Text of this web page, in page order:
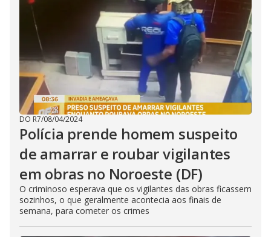
DO R7/08/04/2024
Polícia prende homem suspeito
de amarrar e roubar vigilantes
em obras no Noroeste (DF)
O criminoso esperava que os vigilantes das obras ficassem
sozinhos, o que geralmente acontecia aos finais de
semana, para cometer os crimes